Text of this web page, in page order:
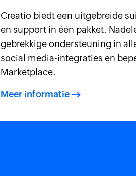
Creatio biedt een uitgebreide
en support in één pakket.
gebrekkige ondersteuning in
social media-integraties en
Marketplace.
Meer informatie